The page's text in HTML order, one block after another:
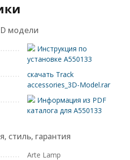
модели
Инструкция по
установке A550133
скачать Track
accessories_3D-Model.rar
Информация из PDF
каталога для A550133
стиль, гарантия
Arte Lamp